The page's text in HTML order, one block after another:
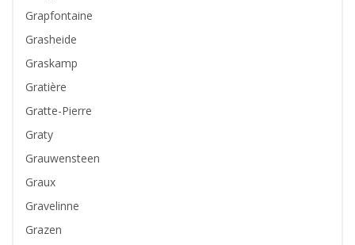
Grapfontaine
Grasheide
Graskamp
Gratière
Gratte-Pierre
Graty
Grauwensteen
Graux
Gravelinne
Grazen